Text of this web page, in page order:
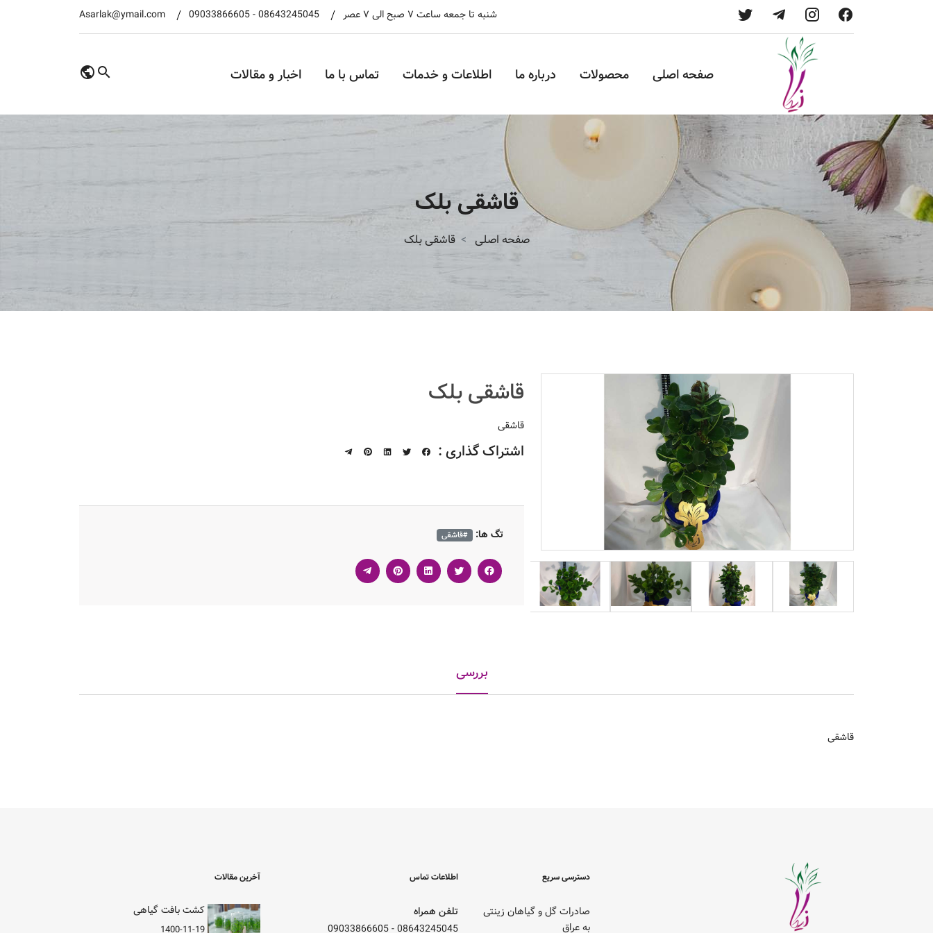
شنبه تا جمعه ساعت ۷ صبح الی ۷ عصر 08643245045
-
09033866605
Asarlak@ymail.com
صفحه اصلی محصولات درباره ما اطلاعات و خدمات تماس با ما اخبار و مقالات
قاشقی بلک
صفحه اصلی قاشقی بلک
قاشقی بلک
قاشقی
اشتراک گذاری :
تگ ها: #قاشقی
بررسی
قاشقی
دسترسی سریع
صادرات گل و گیاهان زینتی
به عراق
اطلاعات تماس
تلفن همراه
08643245045
-
09033866605
آخرین مقالات
کشت بافت گیاهی
1400-11-19